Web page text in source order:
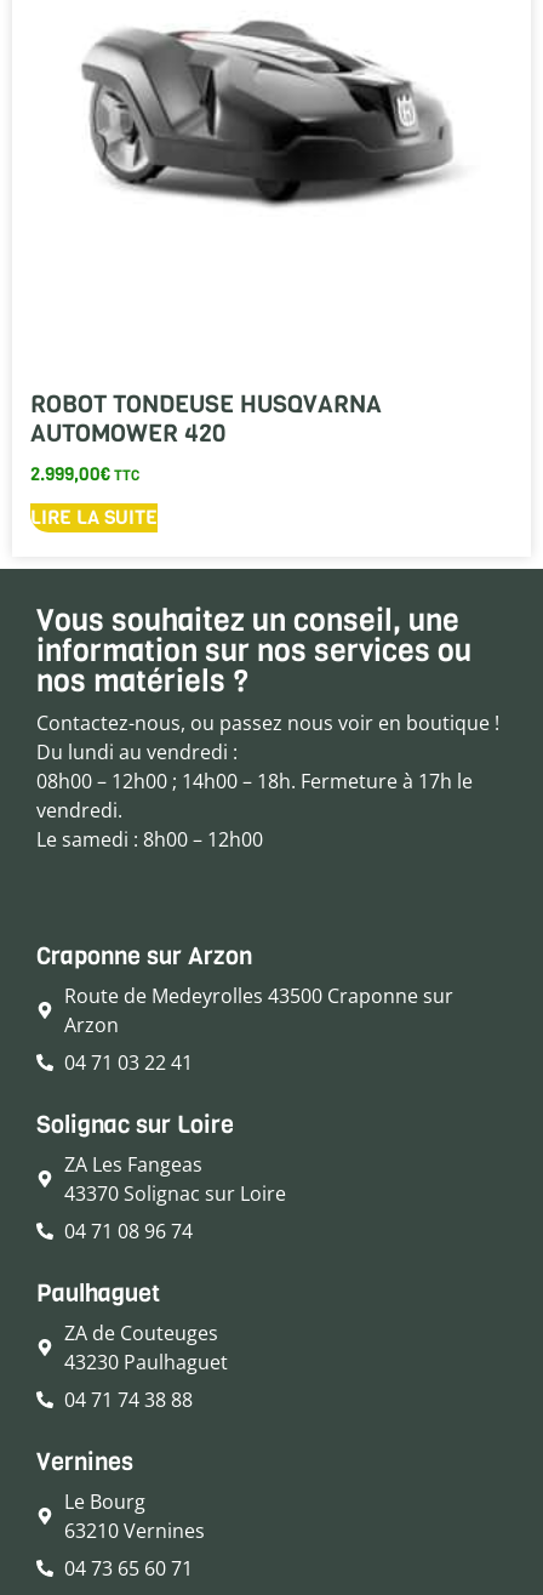
ROBOT TONDEUSE HUSQVARNA
AUTOMOWER 420
2.999,00€TTC
LIRE LA SUITE
Vous souhaitez un conseil, une
information sur nos services ou
nos matériels ?
Contactez-nous, ou passez nous voir en boutique !
Du lundi au vendredi :
08h00 – 12h00 ; 14h00 – 18h. Fermeture à 17h le
vendredi.
Le samedi : 8h00 – 12h00
Craponne sur Arzon
Route de Medeyrolles 43500 Craponne sur
Arzon
04 71 03 22 41
Solignac sur Loire
ZA Les Fangeas
43370 Solignac sur Loire
04 71 08 96 74
Paulhaguet
ZA de Couteuges
43230 Paulhaguet
04 71 74 38 88
Vernines
Le Bourg
63210 Vernines
04 73 65 60 71